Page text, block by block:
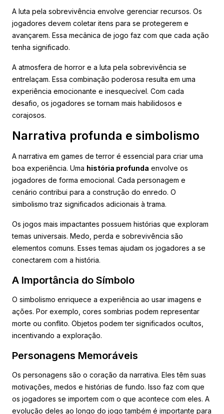
A luta pela sobrevivência envolve gerenciar recursos. Os
jogadores devem coletar itens para se protegerem e
avançarem. Essa mecânica de jogo faz com que cada ação
tenha significado.
A atmosfera de horror e a luta pela sobrevivência se
entrelaçam. Essa combinação poderosa resulta em uma
experiência emocionante e inesquecível. Com cada
desafio, os jogadores se tornam mais habilidosos e
corajosos.
Narrativa profunda e simbolismo
A narrativa em games de terror é essencial para criar uma
boa experiência. Uma história profunda envolve os
jogadores de forma emocional. Cada personagem e
cenário contribui para a construção do enredo. O
simbolismo traz significados adicionais à trama.
Os jogos mais impactantes possuem histórias que exploram
temas universais. Medo, perda e sobrevivência são
elementos comuns. Esses temas ajudam os jogadores a se
conectarem com a história.
A Importância do Símbolo
O simbolismo enriquece a experiência ao usar imagens e
ações. Por exemplo, cores sombrias podem representar
morte ou conflito. Objetos podem ter significados ocultos,
incentivando a exploração.
Personagens Memoráveis
Os personagens são o coração da narrativa. Eles têm suas
motivações, medos e histórias de fundo. Isso faz com que
os jogadores se importem com o que acontece com eles. A
evolução deles ao longo do jogo também é importante para